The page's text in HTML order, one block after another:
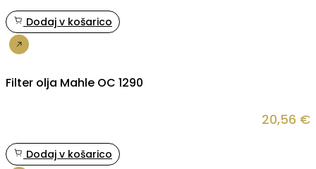
Dodaj v košarico
Filter olja Mahle OC 1290
20,56 €
Dodaj v košarico